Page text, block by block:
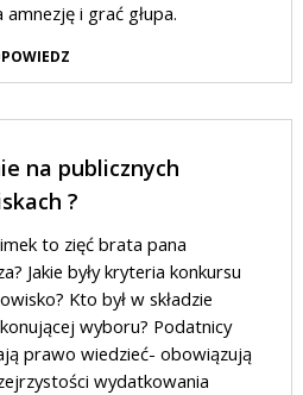
amnezję i grać głupa.
na publicznych
?
to zięć brata pana
Jakie były kryteria konkursu
Kto był w składzie
wyboru? Podatnicy
prawo wiedzieć- obowiązują
wydatkowania